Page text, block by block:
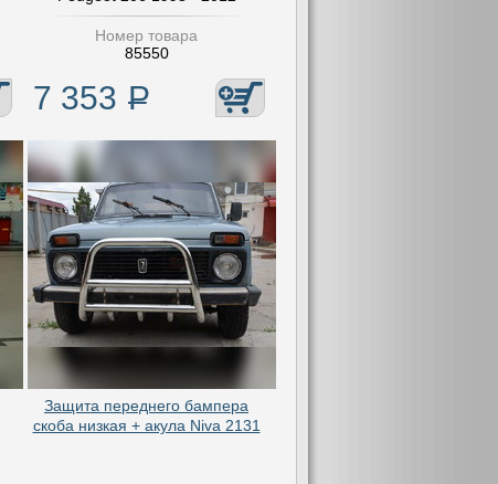
Номер товара
85550
7 353 Р
Защита переднего бампера
скоба низкая + акула Niva 2131